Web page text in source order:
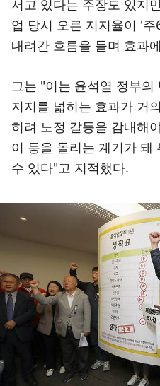
서고 있다는 주장도 있지
업 당시 오른 지지율이 '
내려간 흐름을 들며 효과
그는 "이는 윤석열 정부의
지지를 넓히는 효과가 거
히려 노정 갈등을 감내해
이 등을 돌리는 계기가 돼
수 있다"고 지적했다.